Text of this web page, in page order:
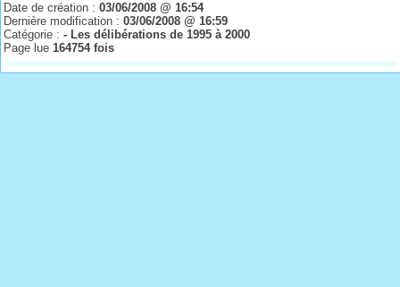
Date de création :03/06/2008 @ 16:54
Dernière modification :03/06/2008 @ 16:59
Catégorie :- Les délibérations de 1995 à 2000
Page lue164754 fois